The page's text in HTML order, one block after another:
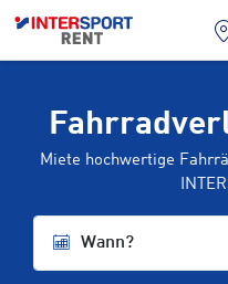
Miete hochwertige
Wann?